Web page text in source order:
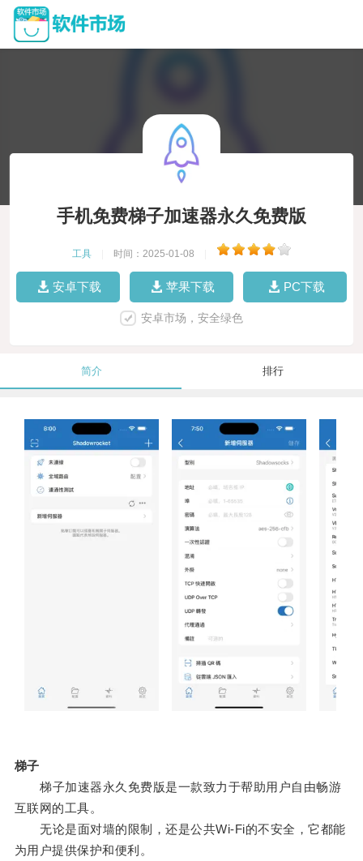
手机免费梯子加速器永久免费版
工具 时间：2025-01-08
安卓下载 苹果下载 PC下载
安卓市场，安全绿色
简介 排行
梯子
梯子加速器永久免费版是一款致力于帮助用户自由畅游
互联网的工具。
无论是面对墙的限制，还是公共Wi-Fi的不安全，它都能
为用户提供保护和便利。